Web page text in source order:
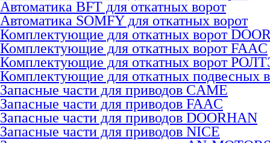
Автоматика BFT для откатных ворот
Автоматика SOMFY для откатных ворот
Комплектующие для откатных ворот
Комплектующие для откатных ворот FAAC
Комплектующие для откатных ворот
Комплектующие для откатных подвесных
Запасные части для приводов CAME
Запасные части для приводов FAAC
Запасные части для приводов DOORHAN
Запасные части для приводов NICE